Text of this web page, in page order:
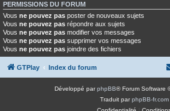
PERMISSIONS DU FORUM
Vous ne pouvez pas poster de nouveaux sujets
Vous ne pouvez pas répondre aux sujets
Vous ne pouvez pas modifier vos messages
Vous ne pouvez pas supprimer vos messages
Vous ne pouvez pas joindre des fichiers
GTPlay Index du forum
Développé parphpBB® Forum Software
Traduit parphpBB-fr.com